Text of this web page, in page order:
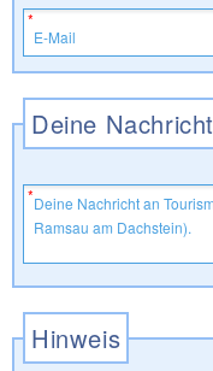
Deine Nachricht
Hinweis